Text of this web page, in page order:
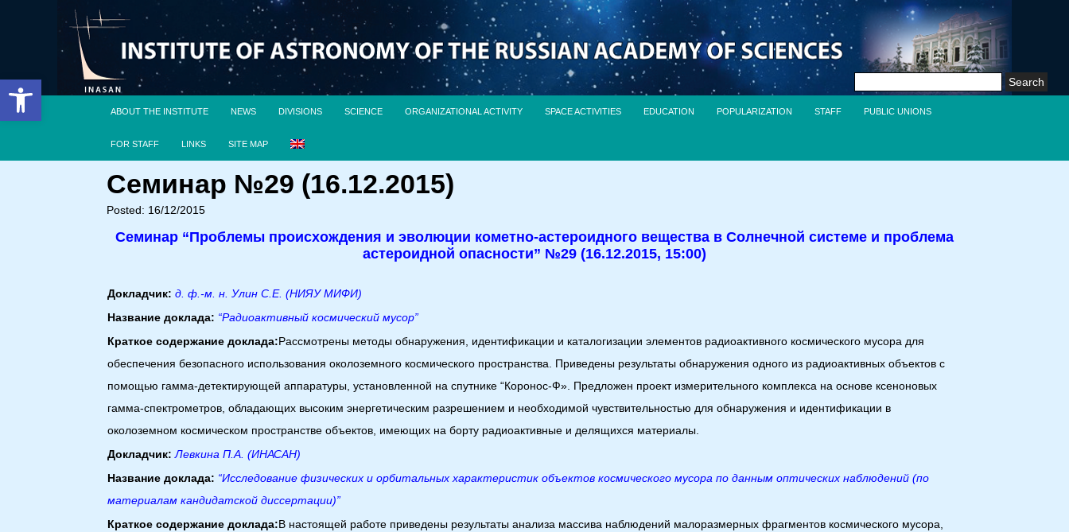
Open toolbar
Search
ABOUT THE INSTITUTE NEWS DIVISIONS SCIENCE ORGANIZATIONAL ACTIVITY SPACE ACTIVITIES EDUCATION POPULARIZATION STAFF PUBLIC UNIONS
FOR STAFF LINKS SITE MAP
Семинар №29 (16.12.2015)
Posted: 16/12/2015
Семинар “Проблемы происхождения и эволюции кометно-астероидного вещества в Солнечной системе и проблема
астероидной опасности” №29 (16.12.2015, 15:00)
Докладчик: д. ф.-м. н. Улин С.Е. (НИЯУ МИФИ)
Название доклада: “Радиоактивный космический мусор”
Краткое содержание доклада:Рассмотрены методы обнаружения, идентификации и каталогизации элементов радиоактивного космического мусора для
обеспечения безопасного использования околоземного космического пространства. Приведены результаты обнаружения одного из радиоактивных объектов с
помощью гамма-детектирующей аппаратуры, установленной на спутнике “Коронос-Ф». Предложен проект измерительного комплекса на основе ксеноновых
гамма-спектрометров, обладающих высоким энергетическим разрешением и необходимой чувствительностью для обнаружения и идентификации в
околоземном космическом пространстве объектов, имеющих на борту радиоактивные и делящихся материалы.
Докладчик: Левкина П.А. (ИНАСАН)
Название доклада: “Исследование физических и орбитальных характеристик объектов космического мусора по данным оптических наблюдений (по
материалам кандидатской диссертации)”
Краткое содержание доклада:В настоящей работе приведены результаты анализа массива наблюдений малоразмерных фрагментов космического мусора,